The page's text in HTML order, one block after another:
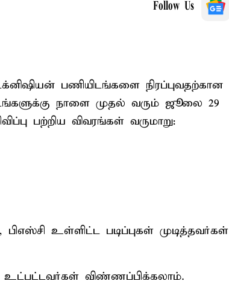
Follow Us
பணியிடங்களை நிரப்புவதற்கான
நாளை முதல் வரும் ஜூலை 29
பற்றிய விவரங்கள் வருமாறு:
உள்ளிட்ட படிப்புகள் முடித்தவர்கள்
உட்பட்டவர்கள் விண்ணப்பிக்கலாம்.